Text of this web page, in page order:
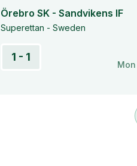
Örebro SK - Sandvikens IF
Superettan - Sweden
1 - 1